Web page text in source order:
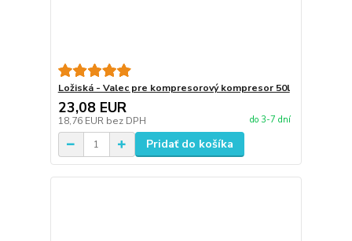
Ložiská - Valec pre kompresorový kompresor 50l
23,08 EUR
18,76 EUR bez DPH do 3-7 dní
Pridať do košíka